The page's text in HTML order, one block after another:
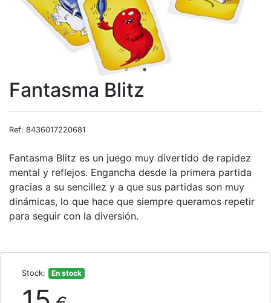
Fantasma Blitz
Ref: 8436017220681
Fantasma Blitz es un juego muy divertido de rapidez
mental y reflejos. Engancha desde la primera partida
gracias a su sencillez y a que sus partidas son muy
dinámicas, lo que hace que siempre queramos repetir
para seguir con la diversión.
Stock: En stock